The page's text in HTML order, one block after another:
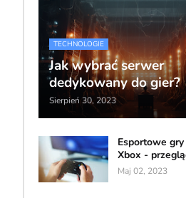
TECHNOLOGIE
Jak wybrać serwer
dedykowany do gier?
Sierpień 30, 2023
Esportowe
Xbox -
Maj 02, 2023